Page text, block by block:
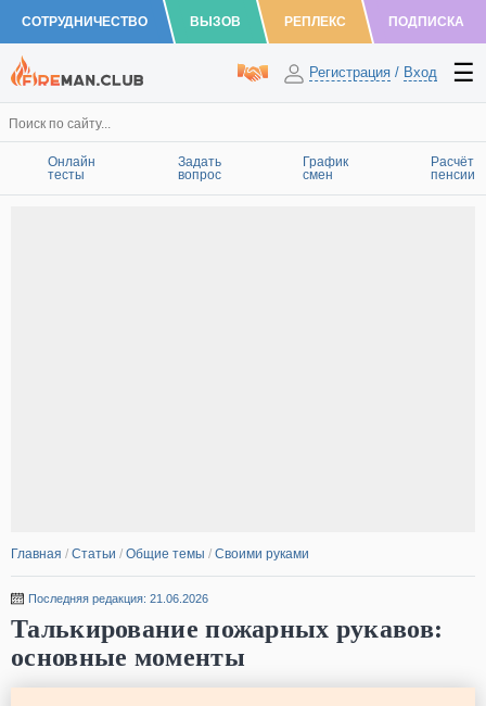
СОТРУДНИЧЕСТВО ВЫЗОВ РЕПЛЕКС ПОДПИСКА
Регистрация / Вход
Онлайн
тесты
Задать
вопрос
График
смен
Расчёт
пенсии
Главная / Статьи / Общие темы / Своими руками
Последняя редакция: 21.06.2026
Талькирование пожарных рукавов:
основные моменты